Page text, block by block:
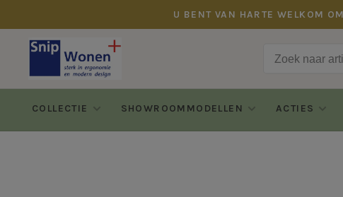
U BENT VAN HARTE WELKOM
COLLECTIE SHOWROOMMODELLEN ACTIES